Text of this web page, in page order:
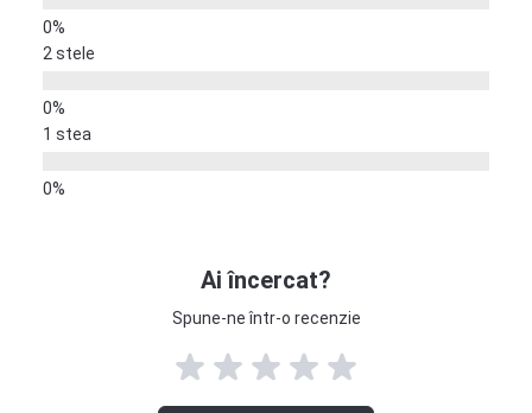
2 stele
1 stea
Ai încercat?
Spune-ne într-o recenzie